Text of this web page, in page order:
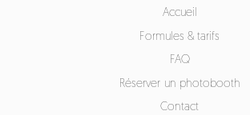
Accueil
Formules & tarifs
FAQ
Réserver un photobooth
Contact